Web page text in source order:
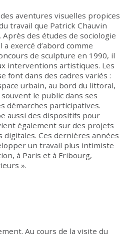
aventures visuelles propices
travail que Patrick Chauvin
des études de sociologie
exercé d’abord comme
de sculpture en 1990, il
interventions artistiques. Les
font dans des cadres variés :
urbain, au bord du littoral,
le public dans ses
démarches participatives.
aussi des dispositifs pour
également sur des projets
digitales. Ces dernières années
un travail plus intimiste
à Paris et à Fribourg,
».
Au cours de la visite du